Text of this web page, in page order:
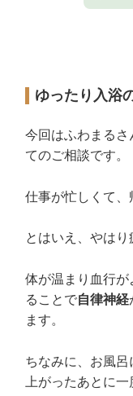
ゆったり入浴
今回はふわまる
てのご相談です。
仕事が忙しくて、
とはいえ、やは
体が温まり血行が
ることで自律神経
ます。
ちなみに、お風呂
上がったあとに